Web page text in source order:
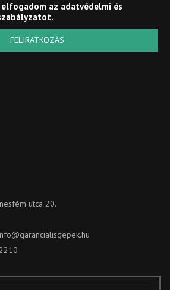
az adatvédelmi és
.
FELIRATKOZÁS
utca 20.